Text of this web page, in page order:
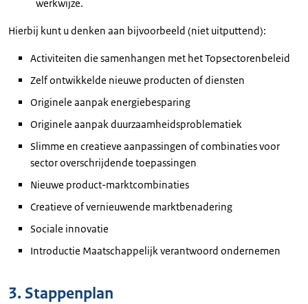
werkwijze.
Hierbij kunt u denken aan bijvoorbeeld (niet uitputtend):
Activiteiten die samenhangen met het Topsectorenbeleid
Zelf ontwikkelde nieuwe producten of diensten
Originele aanpak energiebesparing
Originele aanpak duurzaamheidsproblematiek
Slimme en creatieve aanpassingen of combinaties voor
sector overschrijdende toepassingen
Nieuwe product-marktcombinaties
Creatieve of vernieuwende marktbenadering
Sociale innovatie
Introductie Maatschappelijk verantwoord ondernemen
3. Stappenplan